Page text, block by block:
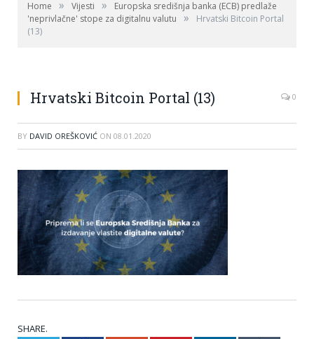
Home » Vijesti »
Europska središnja banka (ECB) predlaže
'neprivlačne' stope za digitalnu valutu
»
Hrvatski Bitcoin Portal
(13)
Hrvatski Bitcoin Portal (13) 0
BY DAVID OREŠKOVIĆ ON 08.01.2020
SHARE.